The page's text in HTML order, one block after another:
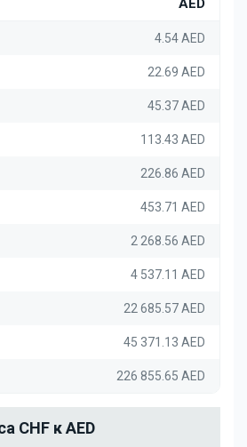
AED
4.54 AED
22.69 AED
45.37 AED
113.43 AED
226.86 AED
453.71 AED
2 268.56 AED
4 537.11 AED
22 685.57 AED
45 371.13 AED
226 855.65 AED
CHF к AED